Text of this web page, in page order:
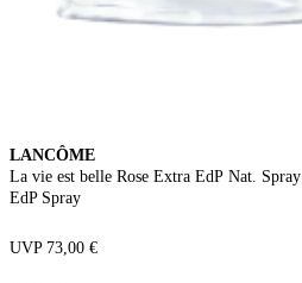
LANCÔME
La vie est belle Rose Extra EdP Nat. Spray
EdP Spray
UVP 73,00 €